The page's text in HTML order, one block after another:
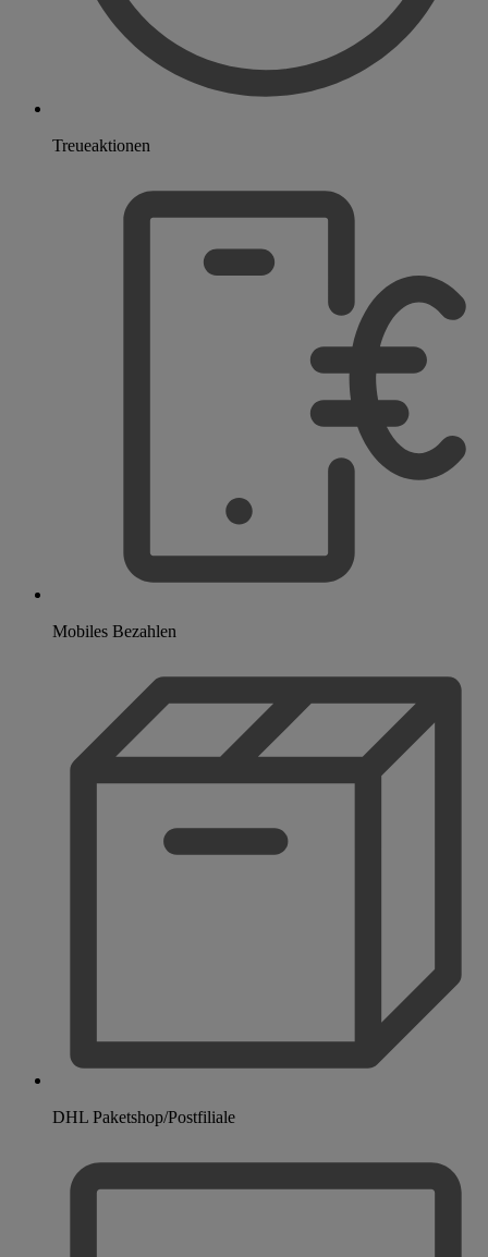
Treueaktionen
Mobiles Bezahlen
DHL Paketshop/Postfiliale